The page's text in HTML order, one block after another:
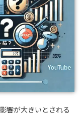
響が大きいとされる